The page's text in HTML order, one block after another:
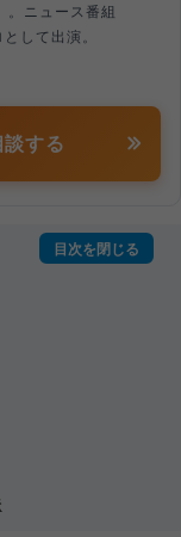
。ニュース番組
して出演。
する